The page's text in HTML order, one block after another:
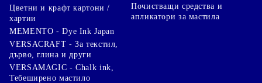
Цветни и крафт картони /
хартии
Почистващи средства и
апликатори за мастила
MEMENTO - Dye Ink Japan
VERSACRAFT - За текстил,
дърво, глина и други
VERSAMAGIC - Chalk ink,
Тебеширено мастило